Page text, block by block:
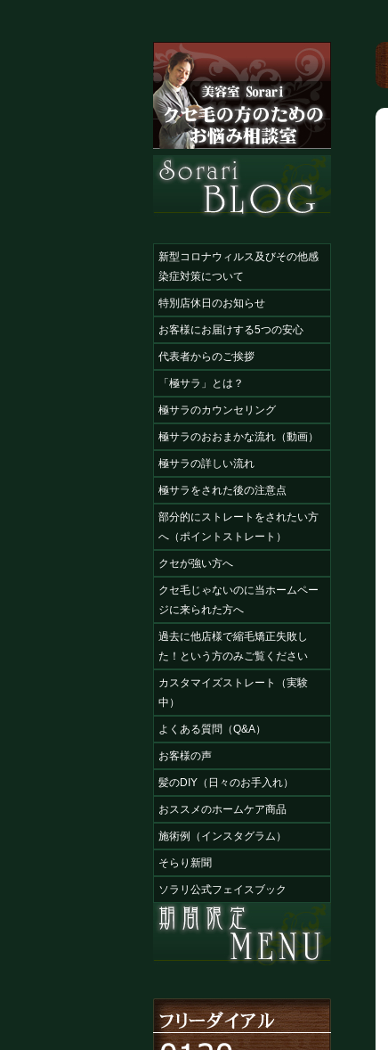
新型コロナウィルス及びその他感
染症対策について
特別店休日のお知らせ
お客様にお届けする5つの安心
代表者からのご挨拶
「極サラ」とは？
極サラのカウンセリング
極サラのおおまかな流れ（動画）
極サラの詳しい流れ
極サラをされた後の注意点
部分的にストレートをされたい方
へ（ポイントストレート）
クセが強い方へ
クセ毛じゃないのに当ホームペー
ジに来られた方へ
過去に他店様で縮毛矯正失敗し
た！という方のみご覧ください
カスタマイズストレート（実験
中）
よくある質問（Q&A）
お客様の声
髪のDIY（日々のお手入れ）
おススメのホームケア商品
施術例（インスタグラム）
そらり新聞
ソラリ公式フェイスブック